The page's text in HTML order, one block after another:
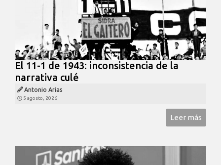
El 11-1 de 1943: inconsistencia de la
narrativa culé
Antonio Arias
5 agosto, 2026
Leer más